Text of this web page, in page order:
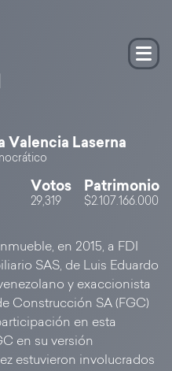
Valencia Laserna
Votos
29,319
Patrimonio
$2.107.166.000
en 2015, a FDI
SAS, de Luis Eduardo
y exaccionista
Construcción SA (FGC)
en esta
en su versión
estuvieron involucrados